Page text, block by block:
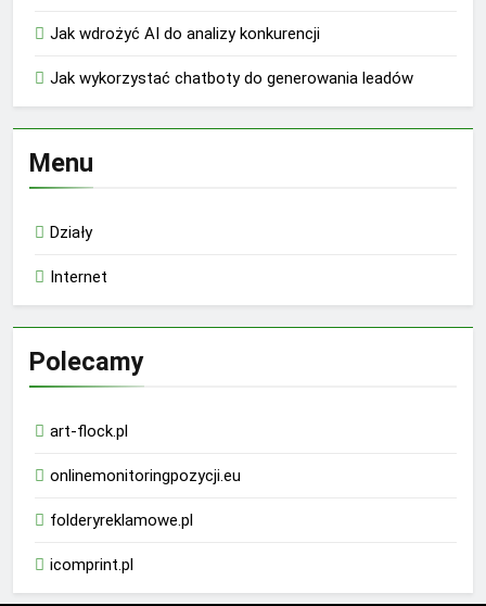
Jak wdrożyć AI do analizy konkurencji
Jak wykorzystać chatboty do generowania leadów
Menu
Działy
Internet
Polecamy
art-flock.pl
onlinemonitoringpozycji.eu
folderyreklamowe.pl
icomprint.pl